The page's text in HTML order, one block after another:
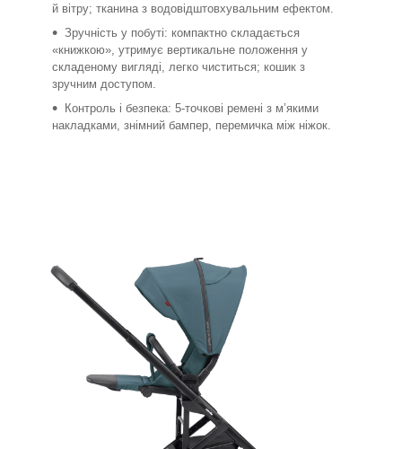
й вітру; тканина з водовідштовхувальним ефектом.
Зручність у побуті: компактно складається
«книжкою», утримує вертикальне положення у
складеному вигляді, легко чиститься; кошик з
зручним доступом.
Контроль і безпека: 5-точкові ремені з м’якими
накладками, знімний бампер, перемичка між ніжок.